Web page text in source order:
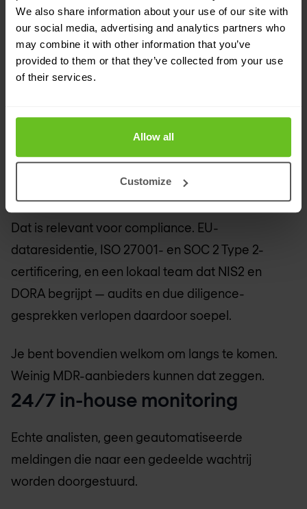
We also share information about your use of our site with
our social media, advertising and analytics partners who
may combine it with other information that you’ve
provided to them or that they’ve collected from your use
of their services.
Allow all
Customize
Een eigen SOC waarop je kunt
vertrouwen — en dat je kunt
bezoeken
eigendom van Nomios en wordt door ons eigen
team beheerd. Alle klantdata wordt binnen de EU
gehost en ons SOC draait 24/7, zonder
uitbesteding aan externe analisten.
Dat is relevant voor compliance. EU-
dataresidentie, ISO 27001- en SOC 2 Type 2-
certificering, en een lokaal team dat NIS2 en
DORA begrijpt — audits en due diligence-
gesprekken verlopen daardoor soepel.
Je bent bovendien welkom om langs te komen.
Weinig MDR-aanbieders kunnen dat zeggen.
24/7 in-house monitoring
Echte analisten, geen geautomatiseerde
meldingen die naar een gedeelde wachtrij
worden doorgestuurd.